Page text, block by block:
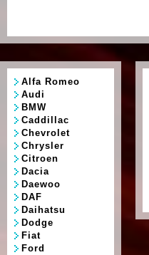
Alfa Romeo
Audi
BMW
Caddillac
Chevrolet
Chrysler
Citroen
Dacia
Daewoo
DAF
Daihatsu
Dodge
Fiat
Ford